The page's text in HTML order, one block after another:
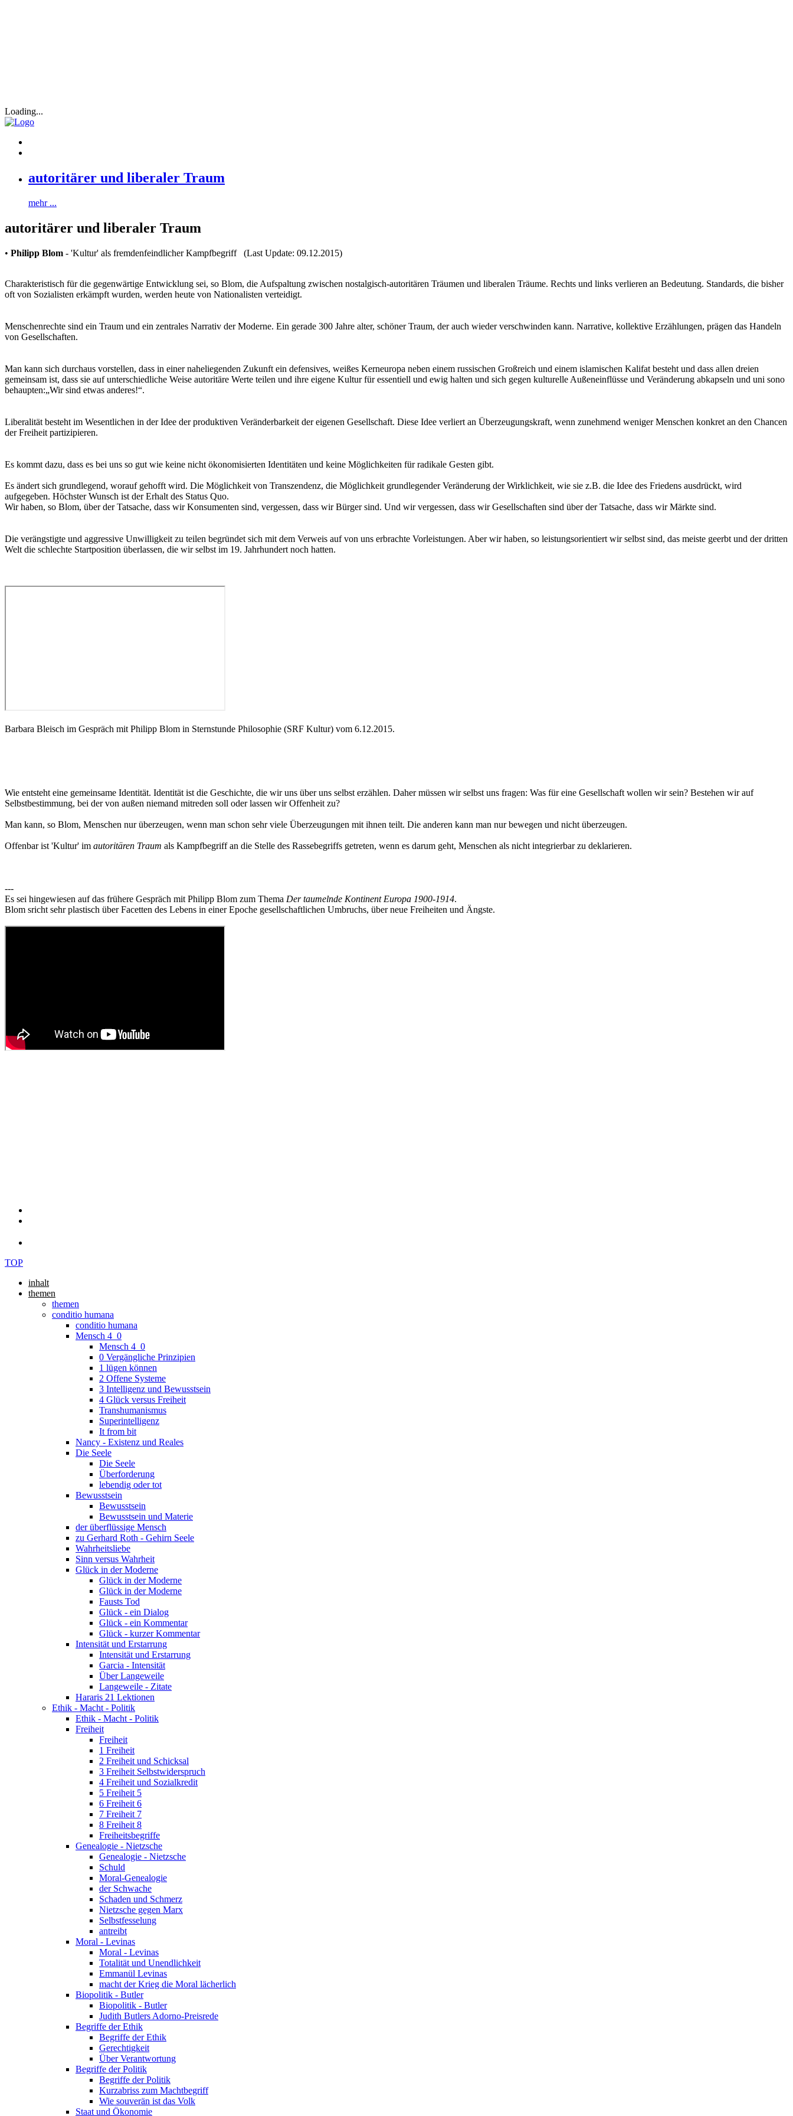
Loading...
autoritärer und liberaler Traum
mehr ...
autoritärer und liberaler Traum
• Philipp Blom - 'Kultur' als fremdenfeindlicher Kampfbegriff (Last Update: 09.12.2015)
Charakteristisch für die gegenwärtige Entwicklung sei, so Blom, die Aufspaltung zwischen nostalgisch-autoritären Träumen und liberalen Träume. Rechts und links verlieren an Bedeutung. Standards, die bisher
oft von Sozialisten erkämpft wurden, werden heute von Nationalisten verteidigt.
Menschenrechte sind ein Traum und ein zentrales Narrativ der Moderne. Ein gerade 300 Jahre alter, schöner Traum, der auch wieder verschwinden kann. Narrative, kollektive Erzählungen, prägen das Handeln
von Gesellschaften.
Man kann sich durchaus vorstellen, dass in einer naheliegenden Zukunft ein defensives, weißes Kerneuropa neben einem russischen Großreich und einem islamischen Kalifat besteht und dass allen dreien
gemeinsam ist, dass sie auf unterschiedliche Weise autoritäre Werte teilen und ihre eigene Kultur für essentiell und ewig halten und sich gegen kulturelle Außeneinflüsse und Veränderung abkapseln und uni sono
behaupten:„Wir sind etwas anderes!“.
Liberalität besteht im Wesentlichen in der Idee der produktiven Veränderbarkeit der eigenen Gesellschaft. Diese Idee verliert an Überzeugungskraft, wenn zunehmend weniger Menschen konkret an den Chancen
der Freiheit partizipieren.
Es kommt dazu, dass es bei uns so gut wie keine nicht ökonomisierten Identitäten und keine Möglichkeiten für radikale Gesten gibt.
Es ändert sich grundlegend, worauf gehofft wird. Die Möglichkeit von Transzendenz, die Möglichkeit grundlegender Veränderung der Wirklichkeit, wie sie z.B. die Idee des Friedens ausdrückt, wird
aufgegeben. Höchster Wunsch ist der Erhalt des Status Quo.
Wir haben, so Blom, über der Tatsache, dass wir Konsumenten sind, vergessen, dass wir Bürger sind. Und wir vergessen, dass wir Gesellschaften sind über der Tatsache, dass wir Märkte sind.
Die verängstigte und aggressive Unwilligkeit zu teilen begründet sich mit dem Verweis auf von uns erbrachte Vorleistungen. Aber wir haben, so leistungsorientiert wir selbst sind, das meiste geerbt und der dritten
Welt die schlechte Startposition überlassen, die wir selbst im 19. Jahrhundert noch hatten.
Barbara Bleisch im Gespräch mit Philipp Blom in Sternstunde Philosophie (SRF Kultur) vom 6.12.2015.
Wie entsteht eine gemeinsame Identität. Identität ist die Geschichte, die wir uns über uns selbst erzählen. Daher müssen wir selbst uns fragen: Was für eine Gesellschaft wollen wir sein? Bestehen wir auf
Selbstbestimmung, bei der von außen niemand mitreden soll oder lassen wir Offenheit zu?
Man kann, so Blom, Menschen nur überzeugen, wenn man schon sehr viele Überzeugungen mit ihnen teilt. Die anderen kann man nur bewegen und nicht überzeugen.
Offenbar ist 'Kultur' im autoritären Traum als Kampfbegriff an die Stelle des Rassebegriffs getreten, wenn es darum geht, Menschen als nicht integrierbar zu deklarieren.
---
Es sei hingewiesen auf das frühere Gespräch mit Philipp Blom zum Thema Der taumelnde Kontinent Europa 1900-1914.
Blom sricht sehr plastisch über Facetten des Lebens in einer Epoche gesellschaftlichen Umbruchs, über neue Freiheiten und Ängste.
TOP
inhalt
themen
themen
conditio humana
conditio humana
Mensch 4_0
Mensch 4_0
0 Vergängliche Prinzipien
1 lügen können
2 Offene Systeme
3 Intelligenz und Bewusstsein
4 Glück versus Freiheit
Transhumanismus
Superintelligenz
It from bit
Nancy - Existenz und Reales
Die Seele
Die Seele
Überforderung
lebendig oder tot
Bewusstsein
Bewusstsein
Bewusstsein und Materie
der überflüssige Mensch
zu Gerhard Roth - Gehirn Seele
Wahrheitsliebe
Sinn versus Wahrheit
Glück in der Moderne
Glück in der Moderne
Glück in der Moderne
Fausts Tod
Glück - ein Dialog
Glück - ein Kommentar
Glück - kurzer Kommentar
Intensität und Erstarrung
Intensität und Erstarrung
Garcia - Intensität
Über Langeweile
Langeweile - Zitate
Hararis 21 Lektionen
Ethik - Macht - Politik
Ethik - Macht - Politik
Freiheit
Freiheit
1 Freiheit
2 Freiheit und Schicksal
3 Freiheit Selbstwiderspruch
4 Freiheit und Sozialkredit
5 Freiheit 5
6 Freiheit 6
7 Freiheit 7
8 Freiheit 8
Freiheitsbegriffe
Genealogie - Nietzsche
Genealogie - Nietzsche
Schuld
Moral-Genealogie
der Schwache
Schaden und Schmerz
Nietzsche gegen Marx
Selbstfesselung
antreibt
Moral - Levinas
Moral - Levinas
Totalität und Unendlichkeit
Emmanül Levinas
macht der Krieg die Moral lächerlich
Biopolitik - Butler
Biopolitik - Butler
Judith Butlers Adorno-Preisrede
Begriffe der Ethik
Begriffe der Ethik
Gerechtigkeit
Über Verantwortung
Begriffe der Politik
Begriffe der Politik
Kurzabriss zum Machtbegriff
Wie souverän ist das Volk
Staat und Ökonomie